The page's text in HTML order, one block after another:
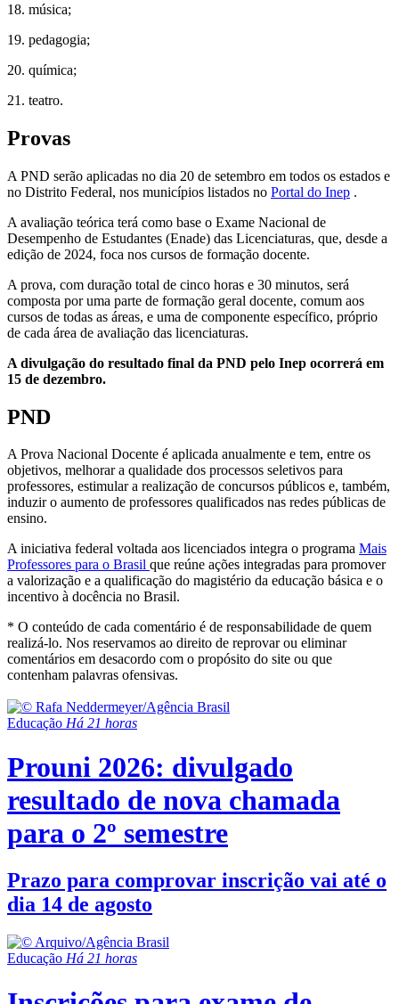
18. música;
19. pedagogia;
20. química;
21. teatro.
Provas
A PND serão aplicadas no dia 20 de setembro em todos os estados e
no Distrito Federal, nos municípios listados no Portal do Inep .
A avaliação teórica terá como base o Exame Nacional de
Desempenho de Estudantes (Enade) das Licenciaturas, que, desde a
edição de 2024, foca nos cursos de formação docente.
A prova, com duração total de cinco horas e 30 minutos, será
composta por uma parte de formação geral docente, comum aos
cursos de todas as áreas, e uma de componente específico, próprio
de cada área de avaliação das licenciaturas.
A divulgação do resultado final da PND pelo Inep ocorrerá em
15 de dezembro.
PND
A Prova Nacional Docente é aplicada anualmente e tem, entre os
objetivos, melhorar a qualidade dos processos seletivos para
professores, estimular a realização de concursos públicos e, também,
induzir o aumento de professores qualificados nas redes públicas de
ensino.
A iniciativa federal voltada aos licenciados integra o programa Mais
Professores para o Brasil que reúne ações integradas para promover
a valorização e a qualificação do magistério da educação básica e o
incentivo à docência no Brasil.
* O conteúdo de cada comentário é de responsabilidade de quem
realizá-lo. Nos reservamos ao direito de reprovar ou eliminar
comentários em desacordo com o propósito do site ou que
contenham palavras ofensivas.
Educação Há 21 horas
Prouni 2026: divulgado
resultado de nova chamada
para o 2º semestre
Prazo para comprovar inscrição vai até o
dia 14 de agosto
Educação Há 21 horas